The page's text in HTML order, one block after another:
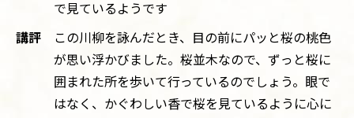
で見ているようです
講評 この川柳を詠んだとき、目の前にパッと桜の桃色
が思い浮かびました。桜並木なので、ずっと桜に
囲まれた所を歩いて行っているのでしょう。眼で
はなく、かぐわしい香で桜を見ているように心に